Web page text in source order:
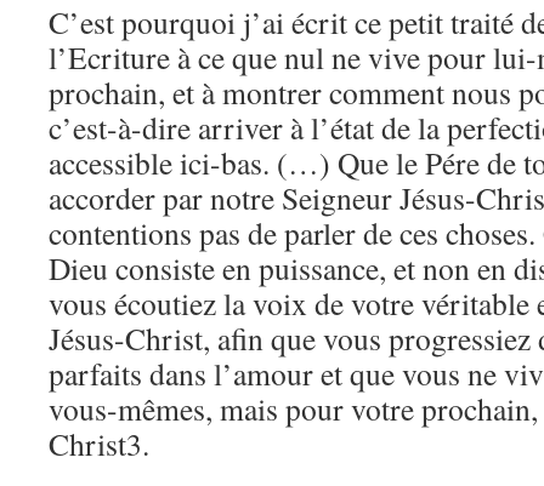
C’est pourquoi j’ai écrit ce petit traité
l’Ecriture à ce que nul ne vive pour
prochain, et à montrer comment nous
c’est-à-dire arriver à l’état de la
accessible ici-bas. (…) Que le Pére de
accorder par notre Seigneur Jésus-
contentions pas de parler de ces
Dieu consiste en puissance, et non en
vous écoutiez la voix de votre véritable
Jésus-Christ, afin que vous progressiez
parfaits dans l’amour et que vous ne
vous-mêmes, mais pour votre
Christ3.